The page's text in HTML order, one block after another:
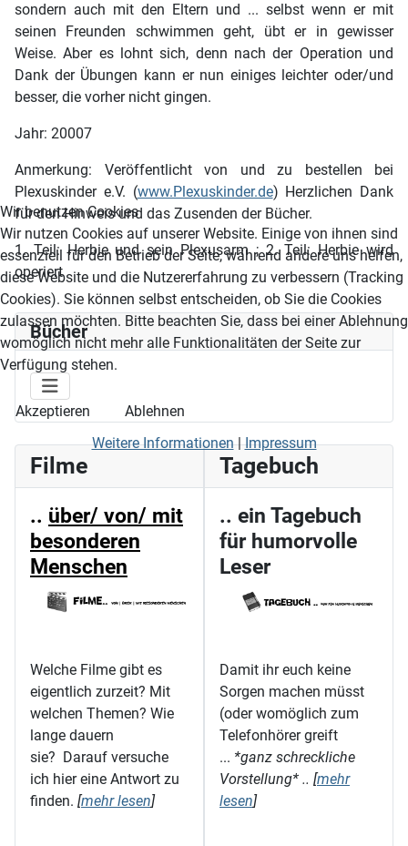
sondern auch mit den Eltern und ... selbst wenn er mit
seinen Freunden schwimmen geht, übt er in gewisser
Weise. Aber es lohnt sich, denn nach der Operation und
Dank der Übungen kann er nun einiges leichter oder/und
besser, die vorher nicht gingen.
Jahr: 20007
Anmerkung: Veröffentlicht von und zu bestellen bei
Plexuskinder e.V. (www.Plexuskinder.de) Herzlichen Dank
für den Hinweis und das Zusenden der Bücher.
1. Teil: Herbie und sein Plexusarm ; 2. Teil: Herbie wird
operiert
Bücher
Filme
.. über/ von/ mit
besonderen
Menschen
Welche Filme gibt es
eigentlich zurzeit? Mit
welchen Themen? Wie
lange dauern
sie? Darauf versuche
ich hier eine Antwort zu
finden. [mehr lesen]
Tagebuch
.. ein Tagebuch
für humorvolle
Leser
Damit ihr euch keine
Sorgen machen müsst
(oder womöglich zum
Telefonhörer greift
... *ganz schreckliche
Vorstellung* .. [mehr
lesen]
Wir benutzen Cookies
Wir nutzen Cookies auf unserer Website. Einige von ihnen sind
essenziell für den Betrieb der Seite, während andere uns helfen,
diese Website und die Nutzererfahrung zu verbessern (Tracking
Cookies). Sie können selbst entscheiden, ob Sie die Cookies
zulassen möchten. Bitte beachten Sie, dass bei einer Ablehnung
womöglich nicht mehr alle Funktionalitäten der Seite zur
Verfügung stehen.
Akzeptieren
Ablehnen
Weitere Informationen|Impressum